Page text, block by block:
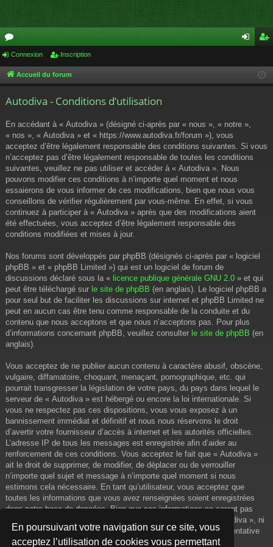
En poursuivant votre navigation sur ce site, vous
acceptez l’utilisation de cookies vous permettant
or
u cri
Connexion Inscription
Accueil du forum
Autodiva - Conditions d’utilisation
En accédant à « Autodiva » (désigné ci-après par « nous », « notre »,
« nos », « Autodiva » et « https://www.autodiva.fr/forum »), vous
acceptez d’être légalement responsable des conditions suivantes. Si vous
n’acceptez pas d’être légalement responsable de toutes les conditions
suivantes, veuillez ne pas utiliser et accéder à « Autodiva ». Nous
pouvons modifier ces conditions à n’importe quel moment et nous
essaierons de vous informer de ces modifications, bien que nous vous
conseillons de vérifier régulièrement par vous-même. En effet, si vous
continuez à participer à « Autodiva » après que des modifications aient
été effectuées, vous acceptez d’être légalement responsable des
conditions modifiées et mises à jour.
Nos forums sont développés par phpBB (désignés ci-après par « logiciel
phpBB » et « phpBB Limited ») qui est un logiciel de forum de
discussions déclaré sous la « licence publique générale GNU 2.0 » et qui
peut être téléchargé sur le site de phpBB (en anglais). Le logiciel phpBB a
pour seul but de faciliter les discussions sur internet et phpBB Limited ne
peut en aucun cas être tenu comme responsable de la conduite et du
contenu que nous acceptons et que nous n’acceptons pas. Pour plus
d’informations concernant phpBB, veuillez consulter le site de phpBB (en
anglais).
Vous acceptez de ne publier aucun contenu à caractère abusif, obscène,
vulgaire, diffamatoire, choquant, menaçant, pornographique, etc. qui
pourrait transgresser la législation de votre pays, du pays dans lequel le
serveur de « Autodiva » est hébergé ou encore la loi internationale. Si
vous ne respectez pas ces dispositions, vous vous exposez à un
bannissement immédiat et définitif et nous nous réservons le droit
d’avertir votre fournisseur d’accès à internet et les autorités officielles.
L’adresse IP de tous les messages est enregistrée afin d’aider au
renforcement de ces conditions. Vous acceptez le fait que « Autodiva »
ait le droit de supprimer, de modifier, de déplacer ou de verrouiller
n’importe quel sujet et message à n’importe quel moment si nous
estimons cela nécessaire. En tant qu’utilisateur, vous acceptez que
toutes les informations que vous avez renseignées soient enregistrées
dans notre base de données. Bien que ces informations ne seront pas
diffusées à une tierce partie sans votre consentement, ni « Autodiva », ni
phpBB, ne pourront être tenus comme responsables en cas de tentative
de piratage informatique visant à compromettre vos données.